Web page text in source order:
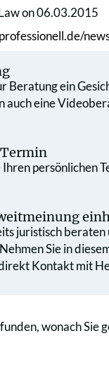
on 06.03.2015
Beratung ein
auch eine
persönlichen
juristisch beraten
Sie in
Kontakt mit
wonach Sie